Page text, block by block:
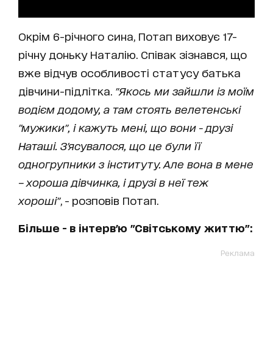
Окрім 6-річного сина, Потап виховує 17-
річну доньку Наталію. Співак зізнався, що
вже відчув особливості статусу батька
дівчини-підлітка. "Якось ми зайшли із моїм
водієм додому, а там стоять велетенські
"мужики", і кажуть мені, що вони - друзі
Наташі. З'ясувалося, що це були її
одногрупники з інституту. Але вона в мене
– хороша дівчинка, і друзі в неї теж
хороші", - розповів Потап.
Більше - в інтерв'ю "Світському життю":
Реклама